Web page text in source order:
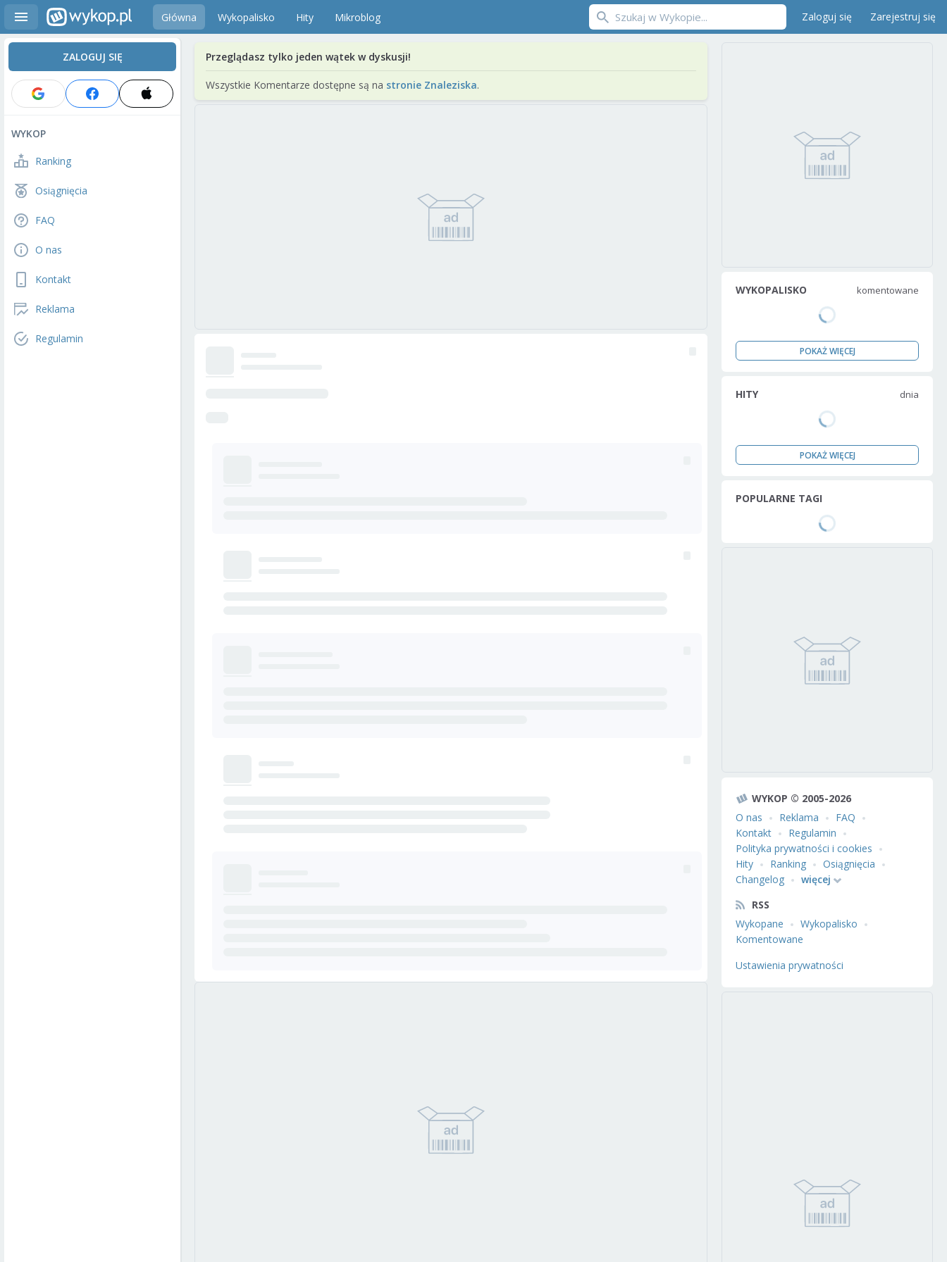
Główna Wykopalisko Hity Mikroblog Zaloguj się Zarejestruj się
ZALOGUJ SIĘ
WYKOP
Ranking
Osiągnięcia
FAQ
O nas
Kontakt
Reklama
Regulamin
Przeglądasz tylko jeden wątek w dyskusji!
Wszystkie Komentarze dostępne są na stronie Znaleziska.
WYKOPALISKO komentowane
POKAŻ WIĘCEJ
HITY dnia
POKAŻ WIĘCEJ
POPULARNE TAGI
WYKOP © 2005-2026
O nas
Reklama
FAQ
Kontakt
Regulamin
Polityka prywatności i cookies
Hity
Ranking
Osiągnięcia
Changelog
więcej
RSS
Wykopane
Wykopalisko
Komentowane
Ustawienia prywatności